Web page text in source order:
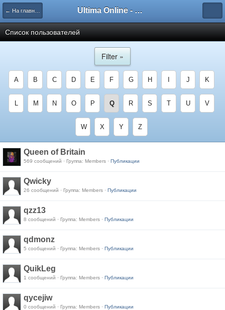
← На главную Ultima Online - Форум Русского сообщества игры
Список пользователей
Filter »
A B C D E F G H J K
L M N O P Q R S T U V
W X Y Z
Queen of Britain
569 сообщений · Группа: Members · Публикации
Qwicky
26 сообщений · Группа: Members · Публикации
qzz13
8 сообщений · Группа: Members · Публикации
qdmonz
5 сообщений · Группа: Members · Публикации
QuikLeg
1 сообщений · Группа: Members · Публикации
qycejiw
0 сообщений · Группа: Members · Публикации